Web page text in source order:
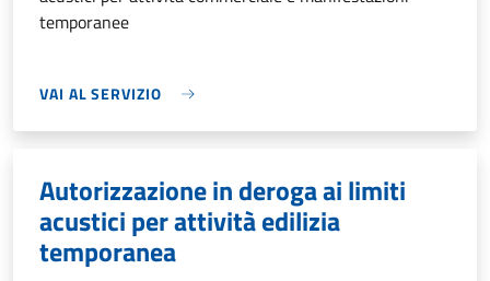
temporanee
VAI AL SERVIZIO
Autorizzazione in deroga ai limiti
acustici per attività edilizia
temporanea